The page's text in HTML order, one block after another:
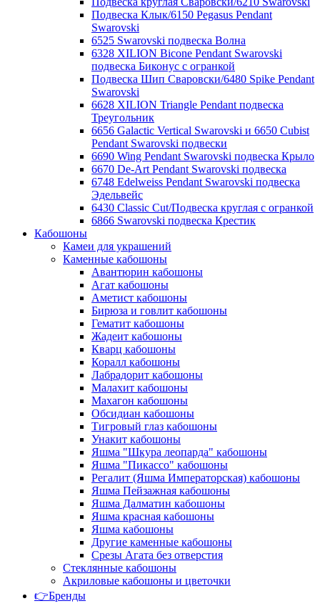
Подвеска Клык/6150 Pegasus Pendant
Swarovski
6525 Swarovski подвеска Волна
6328 XILION Bicone Pendant Swarovski
подвеска Биконус c огранкой
Подвеска Шип Сваровски/6480 Spike Pendant
Swarovski
6628 XILION Triangle Pendant подвеска
Треугольник
6656 Galactic Vertical Swarovski и 6650 Cubist
Pendant Swarovski подвески
6690 Wing Pendant Swarovski подвеска Крыло
6670 De-Art Pendant Swarovski подвеска
6748 Edelweiss Pendant Swarovski подвеска
Эдельвейс
6430 Classic Cut/Подвеска круглая с огранкой
6866 Swarovski подвеска Крестик
Кабошоны
Камеи для украшений
Каменные кабошоны
Авантюрин кабошоны
Агат кабошоны
Аметист кабошоны
Бирюза и говлит кабошоны
Гематит кабошоны
Жадеит кабошоны
Кварц кабошоны
Коралл кабошоны
Лабрадорит кабошоны
Малахит кабошоны
Махагон кабошоны
Обсидиан кабошоны
Тигровый глаз кабошоны
Унакит кабошоны
Яшма "Шкура леопарда" кабошоны
Яшма "Пикассо" кабошоны
Регалит (Яшма Императорская) кабошоны
Яшма Пейзажная кабошоны
Яшма Далматин кабошоны
Яшма красная кабошоны
Яшма кабошоны
Другие каменные кабошоны
Срезы Агата без отверстия
Стеклянные кабошоны
Акриловые кабошоны и цветочки
👉Бренды